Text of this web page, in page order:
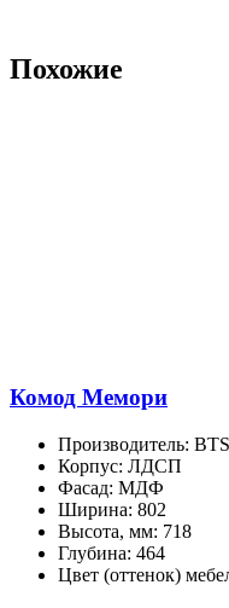
Похожие
Комод Мемори
Производитель:
Корпус: ЛДСП
Фасад: МДФ
Ширина: 802
Высота, мм: 718
Глубина: 464
Цвет (оттенок)